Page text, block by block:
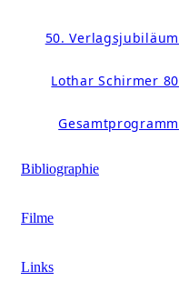
50. Verlagsjubiläum
Lothar Schirmer 80
Gesamtprogramm
Bibliographie
Filme
Links